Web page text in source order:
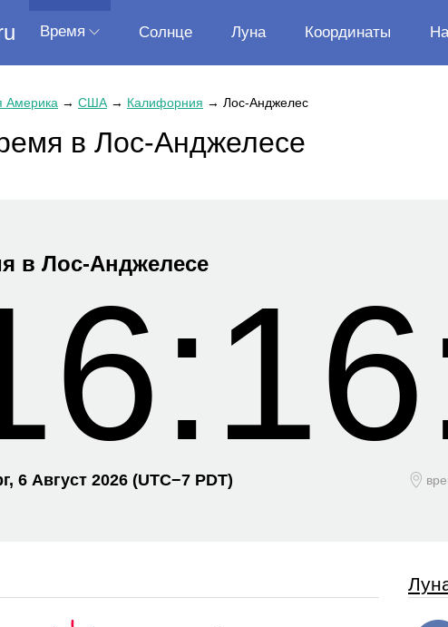
Время Солнце Луна Координаты
Америка → США → Калифорния → Лос-Анджелес
в Лос-Анджелесе
в Лос-Анджелесе
6 Август 2026 (UTC−7 PDT)